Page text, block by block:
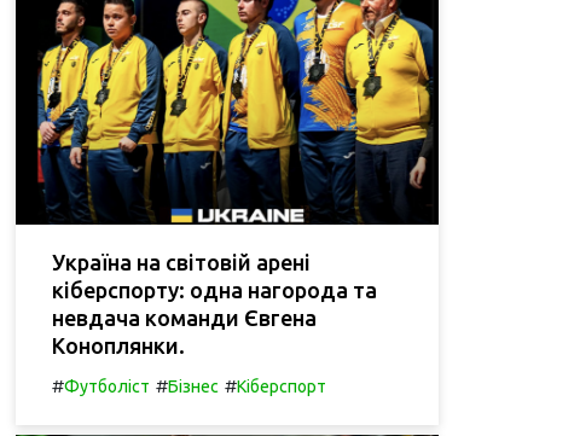
Україна на світовій арені
кіберспорту: одна нагорода та
невдача команди Євгена
Коноплянки.
#Футболіст #Бізнес #Кіберспорт